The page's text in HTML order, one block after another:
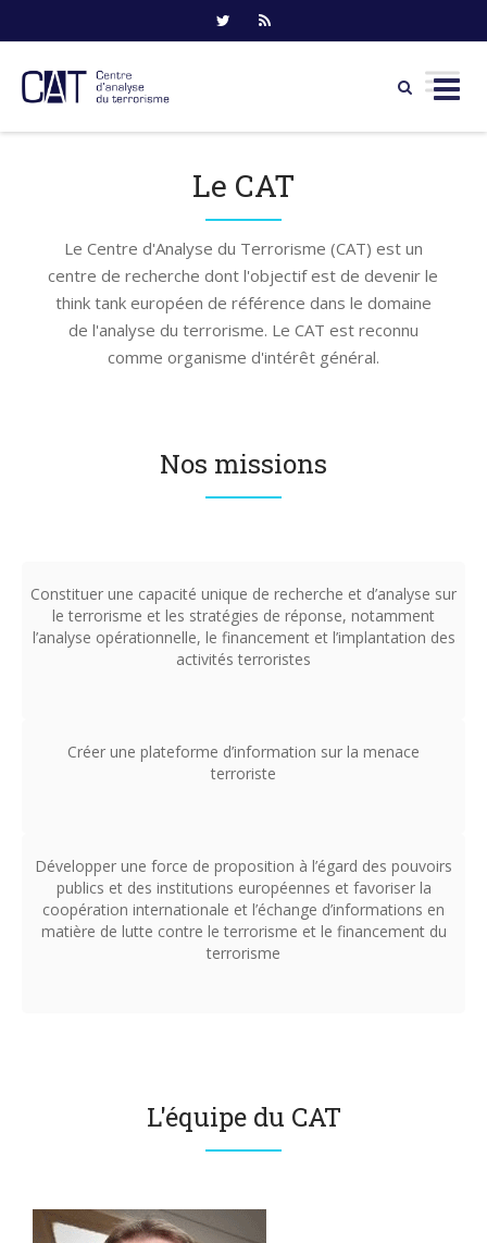
Le CAT
Le Centre d'Analyse du Terrorisme (CAT) est un
centre de recherche dont l'objectif est de devenir le
think tank européen de référence dans le domaine
de l'analyse du terrorisme. Le CAT est reconnu
comme organisme d'intérêt général.
Nos missions
Constituer une capacité unique de recherche et d’analyse sur
le terrorisme et les stratégies de réponse, notamment
l’analyse opérationnelle, le financement et l’implantation des
activités terroristes
Créer une plateforme d’information sur la menace
terroriste
Développer une force de proposition à l’égard des pouvoirs
publics et des institutions européennes et favoriser la
coopération internationale et l’échange d’informations en
matière de lutte contre le terrorisme et le financement du
terrorisme
L'équipe du CAT